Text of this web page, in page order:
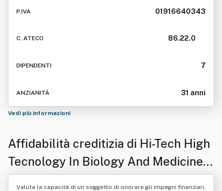
P.IVA 01916640343
C. ATECO 86.22.0
DIPENDENTI 7
ANZIANITÁ 31 anni
Vedi più informazioni
Affidabilità creditizia di Hi-Tech High
Tecnology In Biology And Medicine
Srl Con Sigla "Hi - Tech Srl"
Valuta la capacità di un soggetto di onorare gli impegni finanziari,